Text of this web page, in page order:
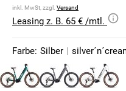
inkl. MwSt, zzgl. Versand
Leasing z. B. 65 € /mtl.
Farbe: Silber |